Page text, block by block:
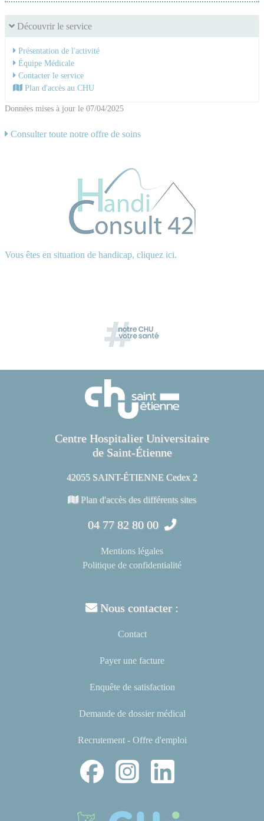
Découvrir le service
Présentation de l'activité
Équipe Médicale
Contacter le service
Plan d'accès au CHU
Données mises à jour le 07/04/2025
Consulter toute notre offre de soins
Vous êtes en situation de handicap, cliquez ici.
Centre Hospitalier Universitaire
de Saint-Étienne
42055 SAINT-ÉTIENNE Cedex 2
Plan d'accès des différents sites
04 77 82 80 00
Mentions légales
Politique de confidentialité
Nous contacter :
Contact
Payer une facture
Enquête de satisfaction
Demande de dossier médical
Recrutement - Offre d'emploi